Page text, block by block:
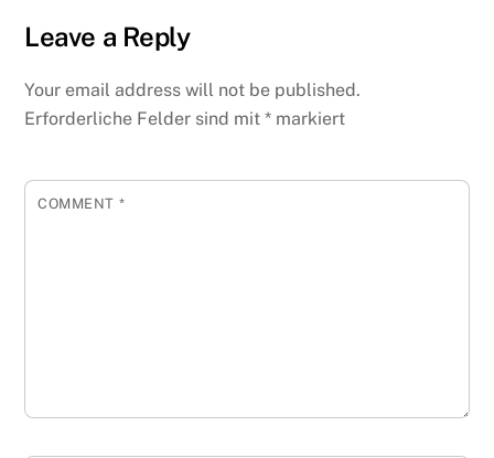
Leave a Reply
Your email address will not be published.
Erforderliche Felder sind mit* markiert
COMMENT *